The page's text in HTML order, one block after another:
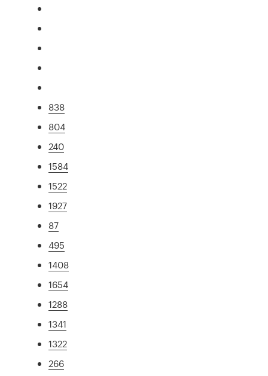
838
804
240
1584
1522
1927
87
495
1408
1654
1288
1341
1322
266